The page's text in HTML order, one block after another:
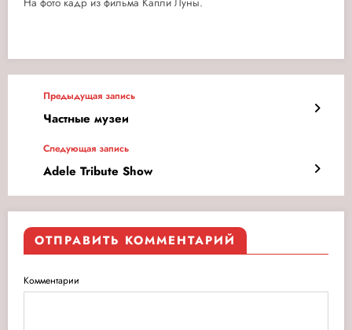
На фото кадр из фильма Капли Луны.
Предыдущая запись
Частные музеи
Следующая запись
Adele Tribute Show
ОТПРАВИТЬ КОММЕНТАРИЙ
Комментарии